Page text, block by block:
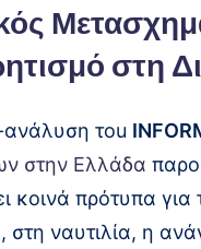
στη
τou
στην Ελλάδα
κοινά πρότυπα
στη ναυτιλία, η